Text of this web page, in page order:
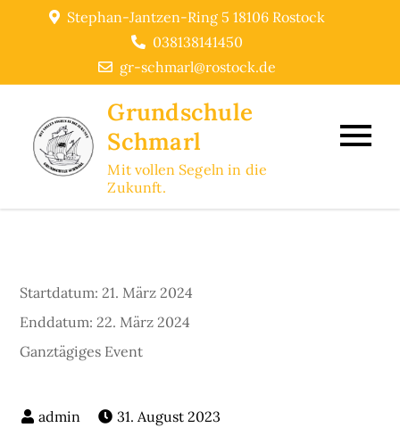
Stephan-Jantzen-Ring 5 18106 Rostock
038138141450
gr-schmarl@rostock.de
Grundschule
Schmarl
Mit vollen Segeln in die
Zukunft.
Startdatum:21. März 2024
Enddatum:22. März 2024
Ganztägiges Event
31. August 2023